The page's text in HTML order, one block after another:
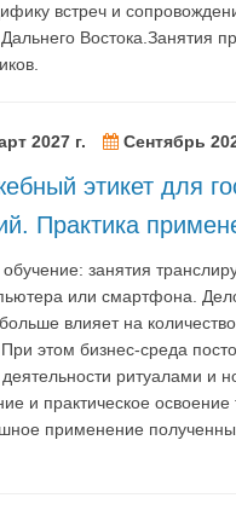
встреч и
Востока.Занятия
2027 г. Сентябрь
этикет для
Практика
занятия
или смартфона.
влияет на
этом бизнес-среда
ритуалами и
и практическое
применение